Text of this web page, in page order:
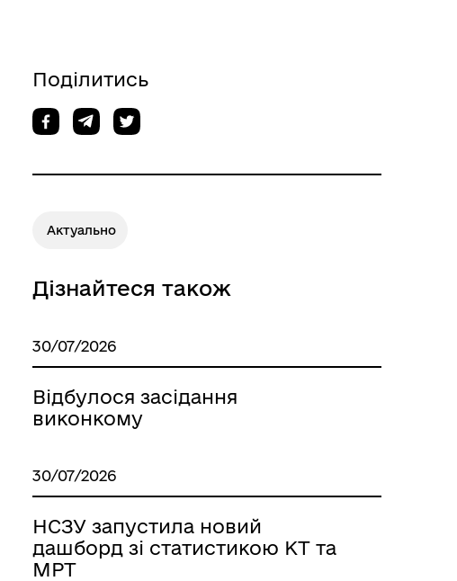
Поділитись
Актуально
Дізнайтеся також
30/07/2026
Відбулося засідання
виконкому
30/07/2026
НСЗУ запустила новий
дашборд зі статистикою КТ та
МРТ